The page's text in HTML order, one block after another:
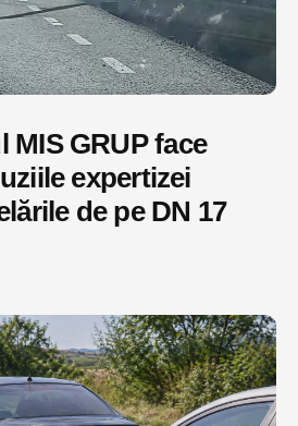
MIS GRUP face
expertizei
de pe DN 17